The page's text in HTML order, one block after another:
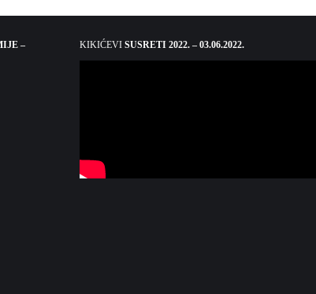
–
KIKIĆEVI SUSRETI 2022. – 03.06.2022.